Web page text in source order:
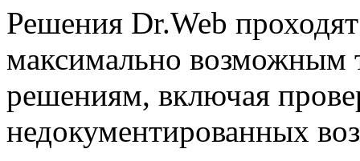
Решения Dr.Web
максимально возможным
решениям, включая
недокументированных